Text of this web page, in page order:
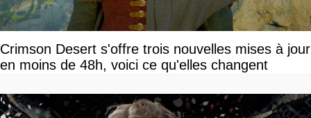
Crimson Desert s'offre trois nouvelles mises à jour
en moins de 48h, voici ce qu'elles changent